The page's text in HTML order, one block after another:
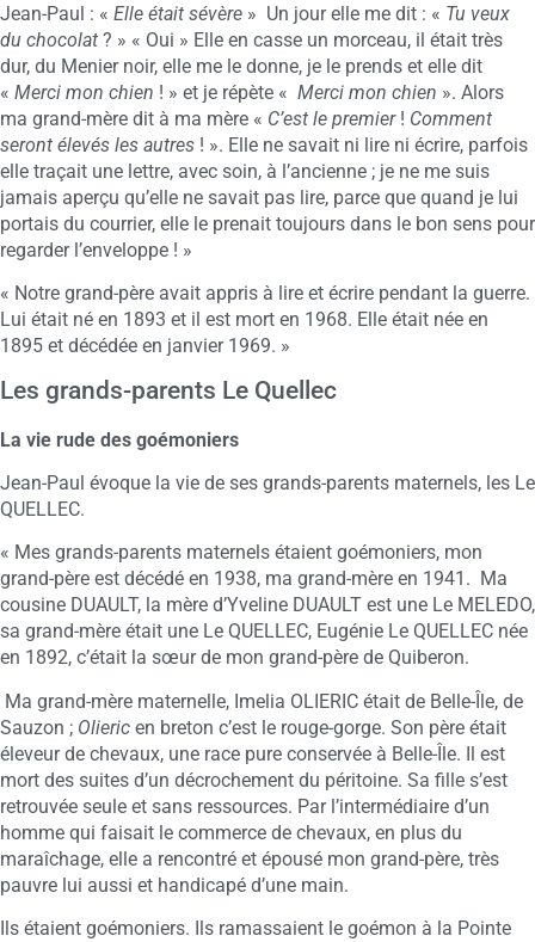
Jean-Paul : « Elle était sévère » Un jour elle me dit : « Tu veux
du chocolat ? » « Oui » Elle en casse un morceau, il était très
dur, du Menier noir, elle me le donne, je le prends et elle dit
« Merci mon chien ! » et je répète « Merci mon chien ». Alors
ma grand-mère dit à ma mère « C’est le premier! Comment
seront élevés les autres ! ». Elle ne savait ni lire ni écrire, parfois
elle traçait une lettre, avec soin, à l’ancienne ; je ne me suis
jamais aperçu qu’elle ne savait pas lire, parce que quand je lui
portais du courrier, elle le prenait toujours dans le bon sens pour
regarder l’enveloppe ! »
« Notre grand-père avait appris à lire et écrire pendant la guerre.
Lui était né en 1893 et il est mort en 1968. Elle était née en
1895 et décédée en janvier 1969. »
Les grands-parents Le Quellec
La vie rude des goémoniers
Jean-Paul évoque la vie de ses grands-parents maternels, les Le
QUELLEC.
« Mes grands-parents maternels étaient goémoniers, mon
grand-père est décédé en 1938, ma grand-mère en 1941. Ma
cousine DUAULT, la mère d’Yveline DUAULT est une Le MELEDO,
sa grand-mère était une Le QUELLEC, Eugénie Le QUELLEC née
en 1892, c’était la sœur de mon grand-père de Quiberon.
Ma grand-mère maternelle, Imelia OLIERIC était de Belle-Île, de
Sauzon ; Olieric en breton c’est le rouge-gorge. Son père était
éleveur de chevaux, une race pure conservée à Belle-Île. Il est
mort des suites d’un décrochement du péritoine. Sa fille s’est
retrouvée seule et sans ressources. Par l’intermédiaire d’un
homme qui faisait le commerce de chevaux, en plus du
maraîchage, elle a rencontré et épousé mon grand-père, très
pauvre lui aussi et handicapé d’une main.
Ils étaient goémoniers. Ils ramassaient le goémon à la Pointe